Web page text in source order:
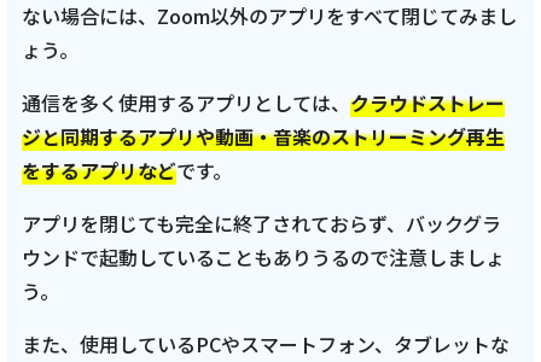
ない場合には、Zoom以外のアプリをすべて閉じてみまし
ょう。
通信を多く使用するアプリとしては、 クラウドストレー
ジと同期するアプリや動画・音楽のストリーミング再生
をするアプリなどです。
アプリを閉じても完全に終了されておらず、バックグラ
ウンドで起動していることもありうるので注意しましょ
う。
また、使用しているPCやスマートフォン、タブレットな